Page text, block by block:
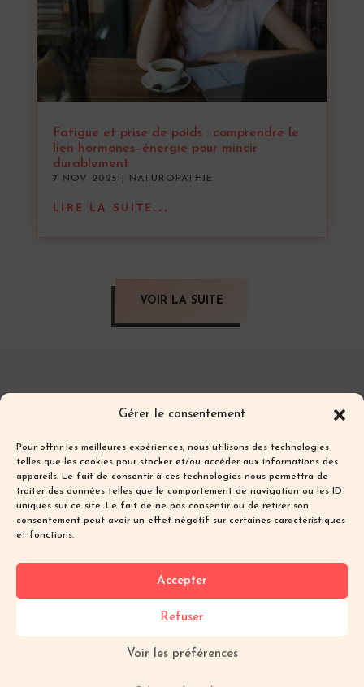
Gérer le consentement
Pour offrir les meilleures expériences, nous utilisons des technologies
telles que les cookies pour stocker et/ou accéder aux informations des
appareils. Le fait de consentir à ces technologies nous permettra de
traiter des données telles que le comportement de navigation ou les ID
uniques sur ce site. Le fait de ne pas consentir ou de retirer son
consentement peut avoir un effet négatif sur certaines caractéristiques
et fonctions.
Accepter
Refuser
Voir les préférences
Fatigue et prise de poids : comprendre le
lien hormones–énergie pour mincir
durablement
7 NOV 2025 NATUROPATHIE
LIRE LA SUITE...
VOIR LA SUITE
propriété et sont protégés par les droits
Toute reproduction partielle ou totale sans
autorisation préalable écrite est interdite.
Les textes et photos de ce blog sont ma
propriété et sont protégés par les droits
Toute reproduction partielle ou totale sans